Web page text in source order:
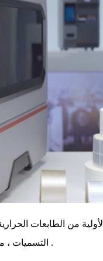
من الطابعات
التسميات ، مما يجعلها الخيار المثالي للمنتجات المهنية التسميات .